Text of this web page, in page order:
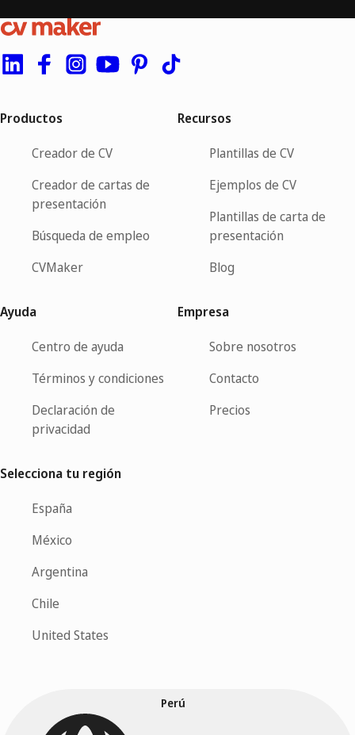
Productos
Creador de CV
Creador de cartas de
presentación
Búsqueda de empleo
CVMaker
Recursos
Plantillas de CV
Ejemplos de CV
Plantillas de carta de
presentación
Blog
Ayuda
Centro de ayuda
Términos y condiciones
Declaración de
privacidad
Empresa
Sobre nosotros
Contacto
Precios
Selecciona tu región
España
México
Argentina
Chile
United States
Perú